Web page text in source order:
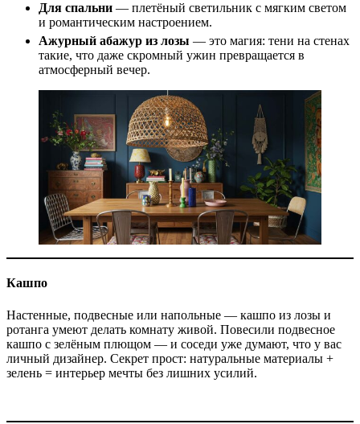
Для спальни — плетёный светильник с мягким светом
и романтическим настроением.
Ажурный абажур из лозы — это магия: тени на стенах
такие, что даже скромный ужин превращается в
атмосферный вечер.
Кашпо
Настенные, подвесные или напольные — кашпо из лозы и
ротанга умеют делать комнату живой. Повесили подвесное
кашпо с зелёным плющом — и соседи уже думают, что у вас
личный дизайнер. Секрет прост: натуральные материалы +
зелень = интерьер мечты без лишних усилий.